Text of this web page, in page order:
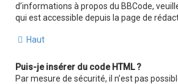
d’informations à propos du BBCode,
qui est accessible depuis la page de
Haut
Puis-je insérer du code HTML ?
Par mesure de sécurité, il n’est pas